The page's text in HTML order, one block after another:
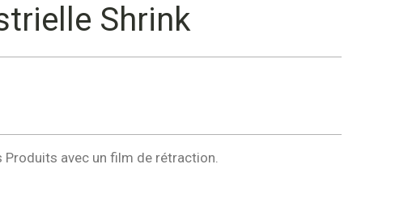
Shrink
Produits avec un film de rétraction.